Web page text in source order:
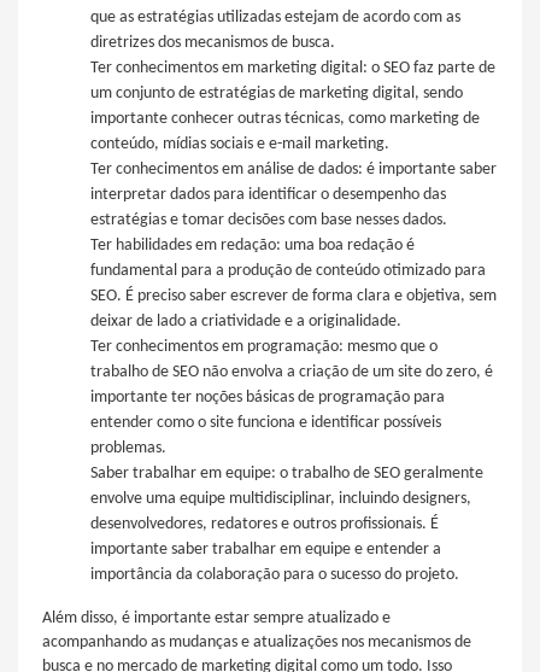
que as estratégias utilizadas estejam de acordo com as
diretrizes dos mecanismos de busca.
Ter conhecimentos em marketing digital: o SEO faz parte de
um conjunto de estratégias de marketing digital, sendo
importante conhecer outras técnicas, como marketing de
conteúdo, mídias sociais e e-mail marketing.
Ter conhecimentos em análise de dados: é importante saber
interpretar dados para identificar o desempenho das
estratégias e tomar decisões com base nesses dados.
Ter habilidades em redação: uma boa redação é
fundamental para a produção de conteúdo otimizado para
SEO. É preciso saber escrever de forma clara e objetiva, sem
deixar de lado a criatividade e a originalidade.
Ter conhecimentos em programação: mesmo que o
trabalho de SEO não envolva a criação de um site do zero, é
importante ter noções básicas de programação para
entender como o site funciona e identificar possíveis
problemas.
Saber trabalhar em equipe: o trabalho de SEO geralmente
envolve uma equipe multidisciplinar, incluindo designers,
desenvolvedores, redatores e outros profissionais. É
importante saber trabalhar em equipe e entender a
importância da colaboração para o sucesso do projeto.
Além disso, é importante estar sempre atualizado e
acompanhando as mudanças e atualizações nos mecanismos de
busca e no mercado de marketing digital como um todo. Isso